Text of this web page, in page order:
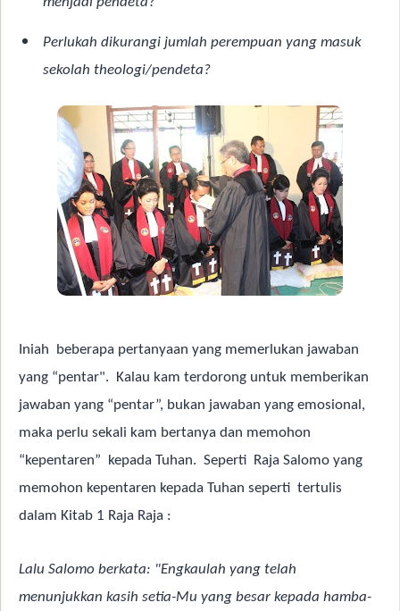
Perlukah dikurangi jumlah perempuan yang masuk
sekolah theologi/pendeta?
Iniah beberapa pertanyaan yang memerlukan jawaban
yang “pentar". Kalau kam terdorong untuk memberikan
jawaban yang “pentar”, bukan jawaban yang emosional,
maka perlu sekali kam bertanya dan memohon
“kepentaren” kepada Tuhan. Seperti Raja Salomo yang
memohon kepentaren kepada Tuhan seperti tertulis
dalam Kitab 1 Raja Raja :
Lalu Salomo berkata: "Engkaulah yang telah
menunjukkan kasih setia-Mu yang besar kepada hamba-